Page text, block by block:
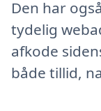
Den har
tydelig
afkode
både tillid,